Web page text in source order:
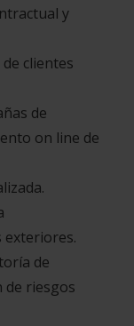
y
clientes
de
on line de
exteriores.
de
de riesgos